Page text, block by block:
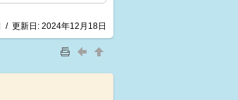
/ 更新日: 2024年12月18日